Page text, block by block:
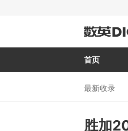
首页
最新收录
胜加